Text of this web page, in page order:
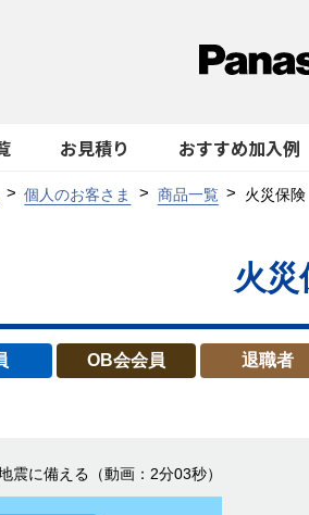
お見積り おすすめ加入例
個人のお客さま 商品一覧 火災保険
火災
OB会会員 退職者
震に備える （動画：2分03秒）